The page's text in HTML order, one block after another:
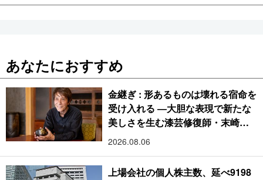
あなたにおすすめ
金継ぎ : 形あるものは壊れる宿命を
受け入れる ―大胆な表現で新たな
美しさを生む漆芸修復師・末崎広
樹
2026.08.06
上場会社の個人株主数、延べ9198